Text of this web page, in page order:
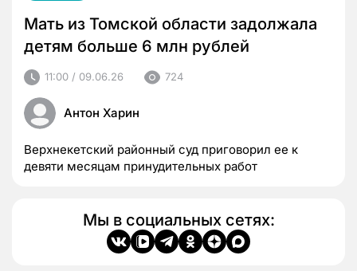
Мать из Томской области задолжала
детям больше 6 млн рублей
11:00 / 09.06.26 724
Антон Харин
Верхнекетский районный суд приговорил ее к
девяти месяцам принудительных работ
Мы в социальных сетях: